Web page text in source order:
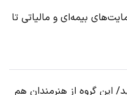
بیمه‌ای و مالیاتی تا
این گروه از هنرمندان هم